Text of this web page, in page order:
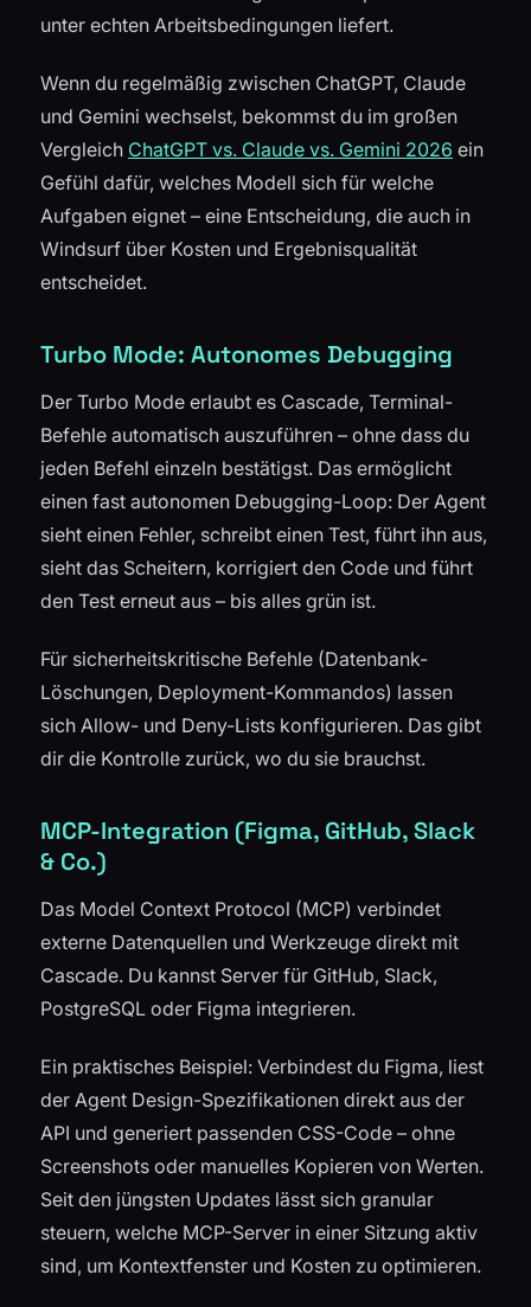
unter echten Arbeitsbedingungen liefert.
Wenn du regelmäßig zwischen ChatGPT, Claude
und Gemini wechselst, bekommst du im großen
Vergleich ChatGPT vs. Claude vs. Gemini 2026 ein
Gefühl dafür, welches Modell sich für welche
Aufgaben eignet – eine Entscheidung, die auch in
Windsurf über Kosten und Ergebnisqualität
entscheidet.
Turbo Mode: Autonomes Debugging
Der Turbo Mode erlaubt es Cascade, Terminal-
Befehle automatisch auszuführen – ohne dass du
jeden Befehl einzeln bestätigst. Das ermöglicht
einen fast autonomen Debugging-Loop: Der Agent
sieht einen Fehler, schreibt einen Test, führt ihn aus,
sieht das Scheitern, korrigiert den Code und führt
den Test erneut aus – bis alles grün ist.
Für sicherheitskritische Befehle (Datenbank-
Löschungen, Deployment-Kommandos) lassen
sich Allow- und Deny-Lists konfigurieren. Das gibt
dir die Kontrolle zurück, wo du sie brauchst.
MCP-Integration (Figma, GitHub, Slack
& Co.)
Das Model Context Protocol (MCP) verbindet
externe Datenquellen und Werkzeuge direkt mit
Cascade. Du kannst Server für GitHub, Slack,
PostgreSQL oder Figma integrieren.
Ein praktisches Beispiel: Verbindest du Figma, liest
der Agent Design-Spezifikationen direkt aus der
API und generiert passenden CSS-Code – ohne
Screenshots oder manuelles Kopieren von Werten.
Seit den jüngsten Updates lässt sich granular
steuern, welche MCP-Server in einer Sitzung aktiv
sind, um Kontextfenster und Kosten zu optimieren.